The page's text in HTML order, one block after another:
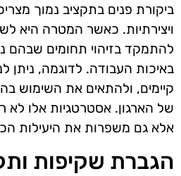
ביקורת פנים בתקציב נמוך
ויצירתיות. כאשר המטרה היא
להתמקד בזיהוי תחומים שבהם
באיכות העבודה. לדוגמה, ניתן
קיימים, ולהתאים את השימוש
של הארגון. אסטרטגיות אלו
אלא גם משפרות את היעילות
הגברת שקיפות